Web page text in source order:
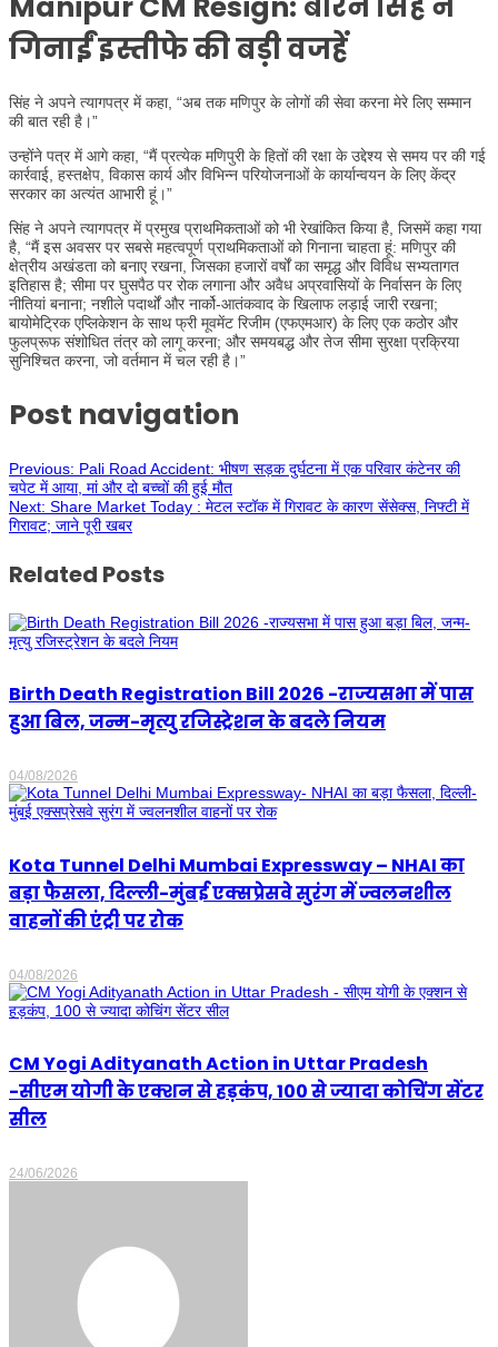
गिनाईं इस्तीफे की बड़ी वजहें
सिंह ने अपने त्यागपत्र में कहा, “अब तक मणिपुर के लोगों की सेवा करना मेरे लिए सम्मान
की बात रही है।”
उन्होंने पत्र में आगे कहा, “मैं प्रत्येक मणिपुरी के हितों की रक्षा के उद्देश्य से समय पर की गई
कार्रवाई, हस्तक्षेप, विकास कार्य और विभिन्न परियोजनाओं के कार्यान्वयन के लिए केंद्र
सरकार का अत्यंत आभारी हूं।”
सिंह ने अपने त्यागपत्र में प्रमुख प्राथमिकताओं को भी रेखांकित किया है, जिसमें कहा गया
है, “मैं इस अवसर पर सबसे महत्वपूर्ण प्राथमिकताओं को गिनाना चाहता हूं: मणिपुर की
क्षेत्रीय अखंडता को बनाए रखना, जिसका हजारों वर्षों का समृद्ध और विविध सभ्यतागत
इतिहास है; सीमा पर घुसपैठ पर रोक लगाना और अवैध अप्रवासियों के निर्वासन के लिए
नीतियां बनाना; नशीले पदार्थों और नार्को-आतंकवाद के खिलाफ लड़ाई जारी रखना;
बायोमेट्रिक एप्लिकेशन के साथ फ्री मूवमेंट रिजीम (एफएमआर) के लिए एक कठोर और
फुलप्रूफ संशोधित तंत्र को लागू करना; और समयबद्ध और तेज सीमा सुरक्षा प्रक्रिया
सुनिश्चित करना, जो वर्तमान में चल रही है।”
Post navigation
Previous: Pali Road Accident: भीषण सड़क दुर्घटना में एक परिवार कंटेनर की
चपेट में आया, मां और दो बच्चों की हुई मौत
Next: Share Market Today : मेटल स्टॉक में गिरावट के कारण सेंसेक्स, निफ्टी में
गिरावट; जाने पूरी खबर
Related Posts
Birth Death Registration Bill 2026 -राज्यसभा में पास
हुआ बिल, जन्म-मृत्यु रजिस्ट्रेशन के बदले नियम
04/08/2026
Kota Tunnel Delhi Mumbai Expressway – NHAI का
बड़ा फैसला, दिल्ली-मुंबई एक्सप्रेसवे सुरंग में ज्वलनशील
वाहनों की एंट्री पर रोक
04/08/2026
CM Yogi Adityanath Action in Uttar Pradesh
-सीएम योगी के एक्शन से हड़कंप, 100 से ज्यादा कोचिंग सेंटर
सील
24/06/2026